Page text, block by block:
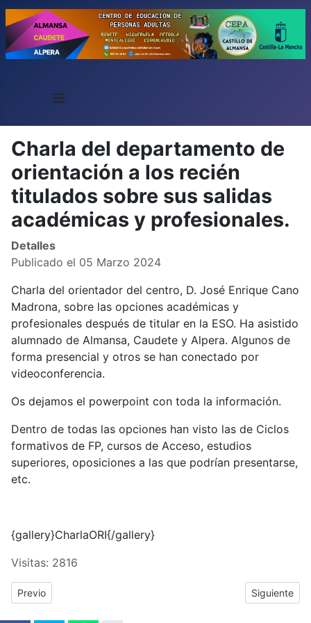
≡
Charla del departamento de
orientación a los recién
titulados sobre sus salidas
académicas y profesionales.
Detalles
Publicado el 05 Marzo 2024
Charla del orientador del centro, D. José Enrique Cano
Madrona, sobre las opciones académicas y
profesionales después de titular en la ESO. Ha asistido
alumnado de Almansa, Caudete y Alpera. Algunos de
forma presencial y otros se han conectado por
videoconferencia.
Os dejamos el powerpoint con toda la información.
Dentro de todas las opciones han visto las de Ciclos
formativos de FP, cursos de Acceso, estudios
superiores, oposiciones a las que podrían presentarse,
etc.
{gallery}CharlaORI{/gallery}
Visitas: 2816
Previous article: Trabajo realizado por el grupo de OFIMÁTICA
Previo Next article:
Siguiente